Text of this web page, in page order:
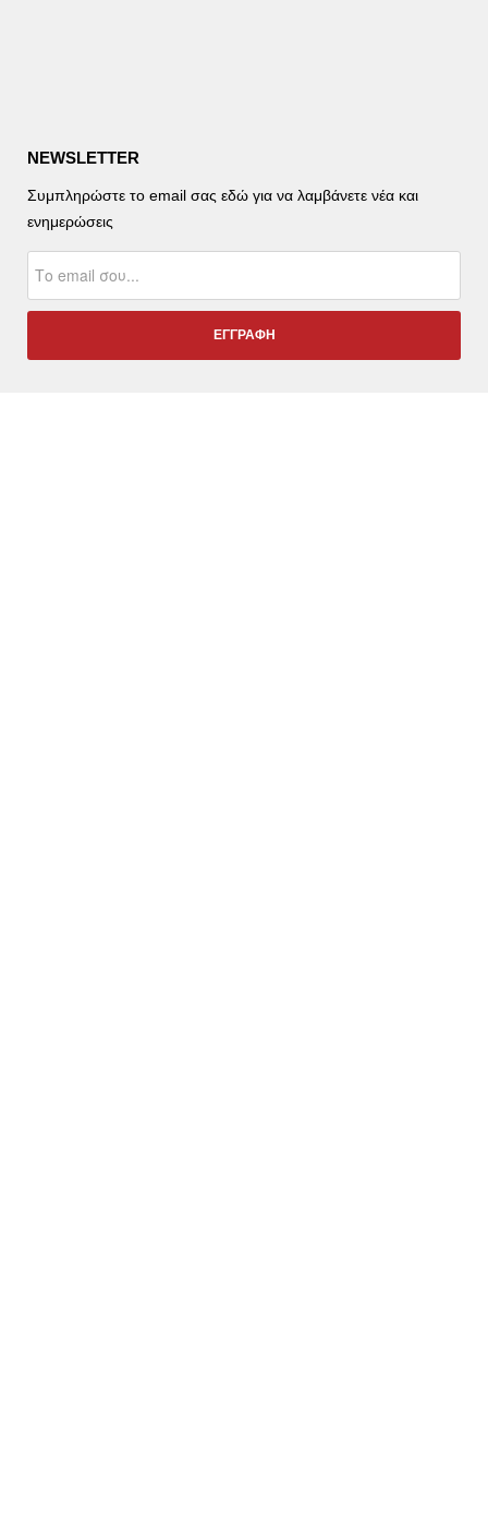
NEWSLETTER
Συμπληρώστε το email σας εδώ για να λαμβάνετε νέα και
ενημερώσεις